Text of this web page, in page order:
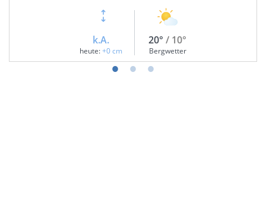
k.A.
heute:+0 cm
20° / 10°
Bergwetter